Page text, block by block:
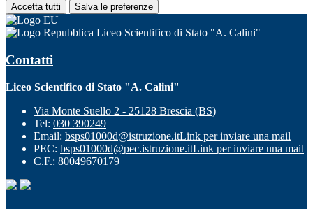
Accetta tutti Salva le preferenze
Liceo Scientifico di Stato "A. Calini"
Contatti
Liceo Scientifico di Stato "A. Calini"
Via Monte Suello 2 - 25128 Brescia (BS)
Tel: 030 390249
Email: bsps01000d@istruzione.itLink per inviare una mail
PEC: bsps01000d@pec.istruzione.itLink per inviare una mail
C.F.: 80049670179